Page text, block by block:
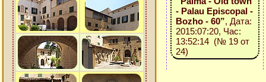
- Palau Episcopal -
Bozho - 60”, Дата:
2015:07:20, Час:
13:52:14 (№ 19 от
24)